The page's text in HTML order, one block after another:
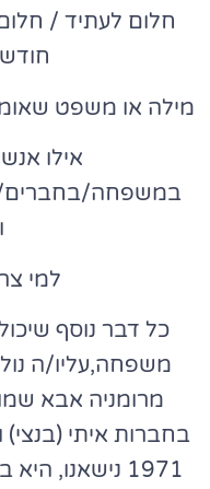
חלום לעתיד /
מילה או משפט
אילו
במשפחה/בחברים/
למי
כל דבר נוסף
משפחה,עליו/ה
בחברות איתי (בנצי)